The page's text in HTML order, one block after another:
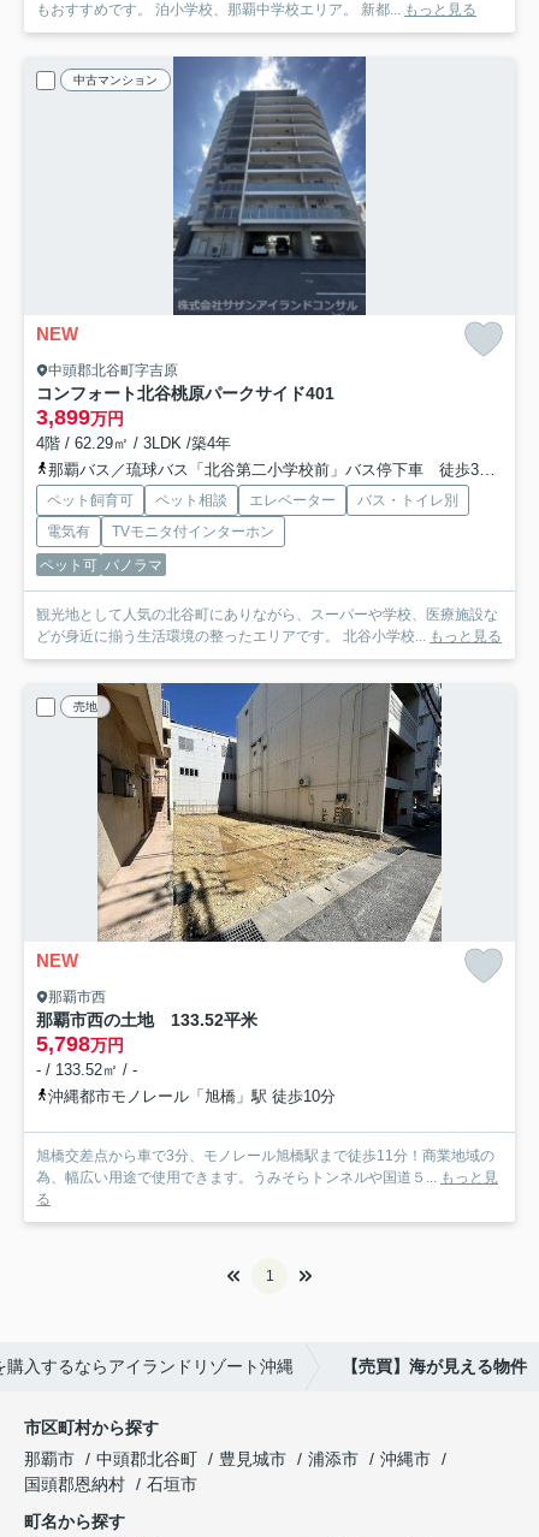
もおすすめです。 泊小学校、那覇中学校エリア。 新都... もっと見る
中古マンション
NEW
中頭郡北谷町字吉原
コンフォート北谷桃原パークサイド401
3,899万円
4階 / 62.29㎡ / 3LDK /築4年
那覇バス／琉球バス「北谷第二小学校前」バス停下車 徒歩3分
ペット飼育可 ペット相談 エレベーター
バス・トイレ別
電気有
TVモニタ付インターホン
ペット可 パノラマ
観光地として人気の北谷町にありながら、スーパーや学校、医療施設な
どが身近に揃う生活環境の整ったエリアです。 北谷小学校... もっと見る
売地
NEW
那覇市西
那覇市西の土地 133.52平米
5,798万円
- / 133.52㎡ / -
沖縄都市モノレール「旭橋」駅 徒歩10分
旭橋交差点から車で3分、モノレール旭橋駅まで徒歩11分！商業地域の
為、幅広い用途で使用できます。うみそらトンネルや国道５... もっと見
る
1
入するならアイランドリゾート沖縄 【売買】海が見える物件
市区町村から探す
那覇市
中頭郡北谷町 豊見城市 浦添市
沖縄市
国頭郡恩納村
石垣市
町名から探す